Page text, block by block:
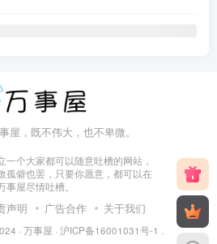
屋，既不伟大，也不卑微。
一个大家都可以随意吐槽的网站，
孤僻也罢，只要你愿意，都可以在
事屋尽情吐槽。
声明 广告合作 关于我们
· 万事屋 · 沪ICP备16001031号-1